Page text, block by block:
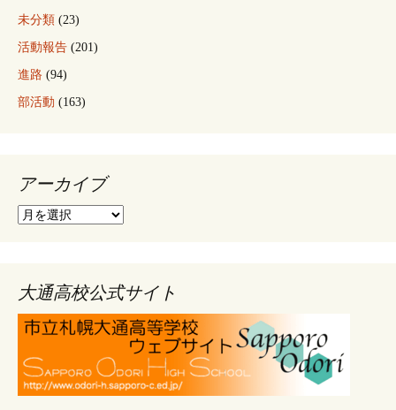
未分類 (23)
活動報告 (201)
進路 (94)
部活動 (163)
アーカイブ
ア
ブ
大通高校公式サイト